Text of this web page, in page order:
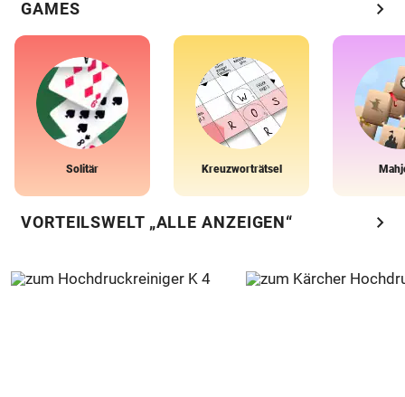
GAMES chevron_right
Solitär Kreuzworträtsel
VORTEILSWELT „ALLE ANZEIGEN“ chevron_right